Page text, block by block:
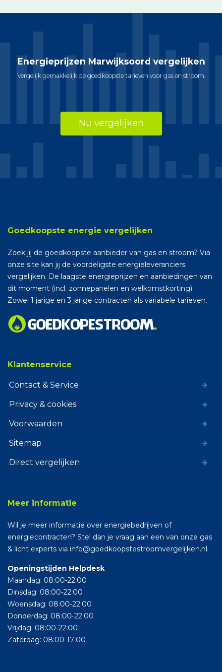
Energieprijzen Marwijksoord vergelijken
Vergelijk gemakkelijk de goedkoopste tarieven voor gas en stroom.
Nu vergelijken
Goedkoopste energie vergelijken
Zoek jij de goedkoopste aanbieder van gas en stroom? Via
onze site kan jij de voordeligste energieleveranciers
vergelijken. De laagste energieprijzen en aanbiedingen van
dit moment (incl. zonnepanelen en welkomstkorting).
Zowel 1 jarige en 3 jarige contracten als variabele tarieven.
Klantenservice
Contact & Service
Privacy & cookies
Voorwaarden
Sitemap
Direct vergelijken
Meer informatie
Wil je meer informatie over energiebedrijven of
energiecontracten? Stel dan je vraag aan een van onze gas
& licht experts via info@goedkoopstestroomvergelijken.nl.
Openingstijden Helpdesk
Maandag: 08:00-22:00
Dinsdag: 08:00-22:00
Woensdag: 08:00-22:00
Donderdag: 08:00-22:00
Vrijdag: 08:00-22:00
Zaterdag: 08:00-17:00